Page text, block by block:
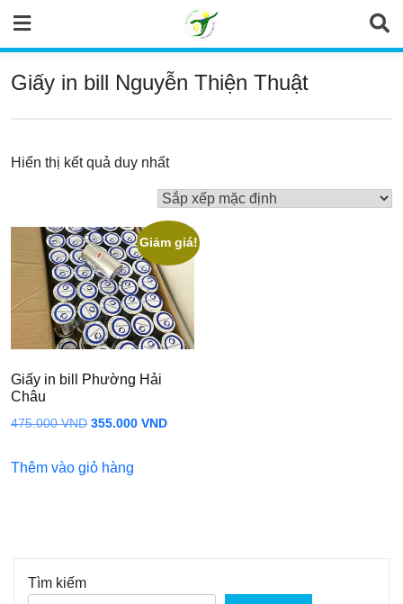
content
Giấy in bill Nguyễn Thiện Thuật
Hiển thị kết quả duy nhất
Giảm giá!
Giấy in bill Phường Hải
Châu
475.000VND Giá
là:
355.000 VNDGiá
Thêm vào giỏ hàng
Tìm kiếm